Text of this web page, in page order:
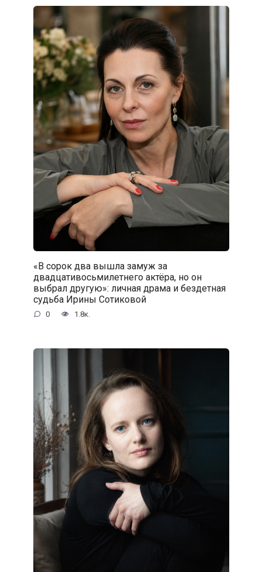
«В сорок два вышла замуж за
двадцативосьмилетнего актёра, но он
выбрал другую»: личная драма и бездетная
судьба Ирины Сотиковой
0 1.8к.